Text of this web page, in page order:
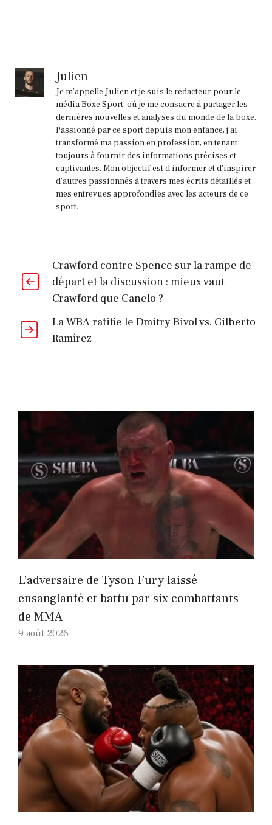
Julien
Je m'appelle Julien et je suis le rédacteur pour le
média Boxe Sport, où je me consacre à partager les
dernières nouvelles et analyses du monde de la boxe.
Passionné par ce sport depuis mon enfance, j'ai
transformé ma passion en profession, en tenant
toujours à fournir des informations précises et
captivantes. Mon objectif est d'informer et d'inspirer
d'autres passionnés à travers mes écrits détaillés et
mes entrevues approfondies avec les acteurs de ce
sport.
Crawford contre Spence sur la rampe de
départ et la discussion : mieux vaut
Crawford que Canelo ?
La WBA ratifie le Dmitry Bivol vs. Gilberto
Ramírez
L’adversaire de Tyson Fury laissé
ensanglanté et battu par six combattants
de MMA
9 août 2026